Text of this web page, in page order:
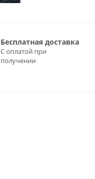
Бесплатная доставка
С оплатой при
получении